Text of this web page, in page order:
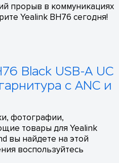
прорыв в коммуникациях
Yealink BH76 сегодня!
Black USB-A UC
с ANC и
фотографии,
товары для Yealink
вы найдете на этой
воспользуйтесь